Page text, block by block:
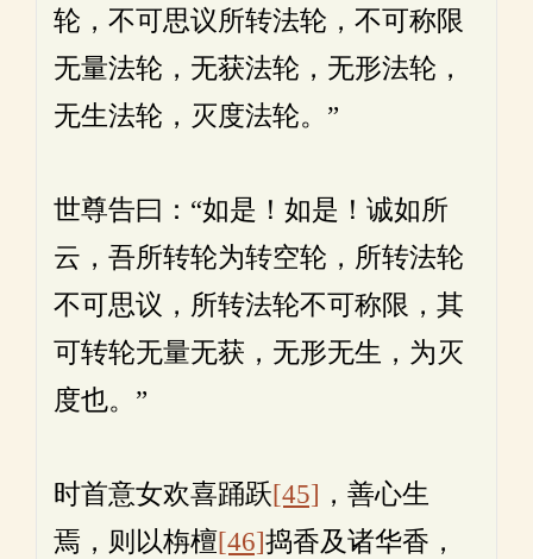
轮，不可思议所转法轮，不可称限
无量法轮，无获法轮，无形法轮，
无生法轮，灭度法轮。”
世尊告曰：“如是！如是！诚如所
云，吾所转轮为转空轮，所转法轮
不可思议，所转法轮不可称限，其
可转轮无量无获，无形无生，为灭
度也。”
时首意女欢喜踊跃[45] ，善心生
焉，则以栴檀[46]捣香及诸华香，